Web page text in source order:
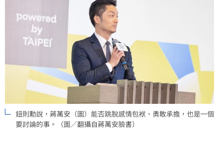
鈕則勳說，蔣萬安（圖）能否跳脫感情包袱、勇敢承擔，也是一個
要討論的事。（圖／翻攝自蔣萬安臉書）